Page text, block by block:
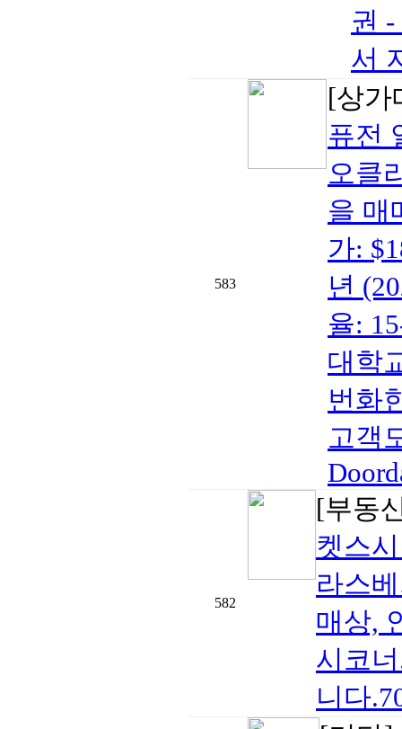
권
서
583
[상
퓨전
오클
을 매
가:
년
율:
대학
번화
고객
582
[부동
켓스
라스
매상,
시코
니다